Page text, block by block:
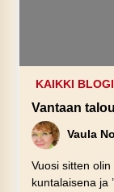
KAIKKI
Vantaan
Vaula
Vuosi sitten
kuntalaisena ja